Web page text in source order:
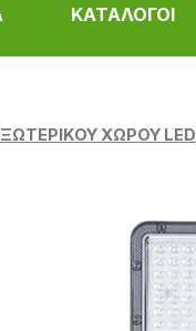
ΚΑΤΑΛΟΓΟΙ
ΧΩΡΟΥ LED